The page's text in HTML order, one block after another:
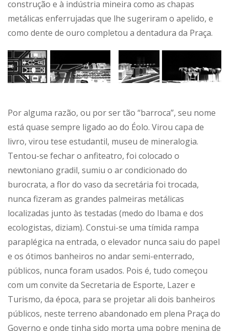
construção e à indústria mineira como as chapas
metálicas enferrujadas que lhe sugeriram o apelido, e
como dente de ouro completou a dentadura da Praça.
Por alguma razão, ou por ser tão “barroca”, seu nome
está quase sempre ligado ao do Éolo. Virou capa de
livro, virou tese estudantil, museu de mineralogia.
Tentou-se fechar o anfiteatro, foi colocado o
newtoniano gradil, sumiu o ar condicionado do
burocrata, a flor do vaso da secretária foi trocada,
nunca fizeram as grandes palmeiras metálicas
localizadas junto às testadas (medo do Ibama e dos
ecologistas, diziam). Constui-se uma tímida rampa
paraplégica na entrada, o elevador nunca saiu do papel
e os ótimos banheiros no andar semi-enterrado,
públicos, nunca foram usados. Pois é, tudo começou
com um convite da Secretaria de Esporte, Lazer e
Turismo, da época, para se projetar ali dois banheiros
públicos, neste terreno abandonado em plena Praça do
Governo e onde tinha sido morta uma pobre menina de